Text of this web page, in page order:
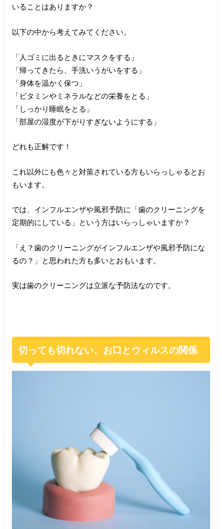
いることはありますか？
以下の中から考えてみてください。
「人ゴミに出るときにマスクをする」
「帰ってきたら、手洗いうがいをする」
「身体を温かく保つ」
「ビタミンやミネラルなどの栄養をとる」
「しっかり睡眠をとる」
「部屋の湿度が下がりすぎないようにする」
どれも正解です！
これ以外にも色々と対策されている方もいらっしゃるとお
もいます。
では、インフルエンザや風邪予防に「歯のクリーニングを
定期的にしている」という方はいらっしゃいますか？
「え？歯のクリーニングがインフルエンザや風邪予防にな
るの？」と思われた方も多いとおもいます。
実は歯のクリーニングは立派な予防法なのです。
切っても切れない、お口とウィルスの関係